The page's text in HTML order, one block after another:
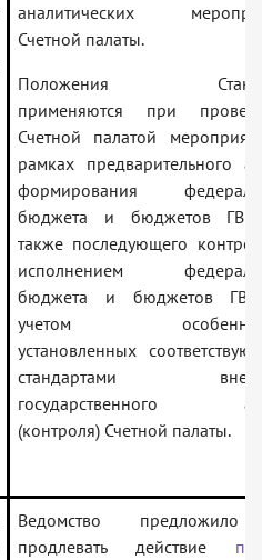
аналитических
Счетной палаты.
Положения
применяются при
Счетной палатой
рамках предварительного
формирования
бюджета и бюджетов
также последующего
исполнением
бюджета и бюджетов
учетом
установленных
стандартами
государственного
(контроля) Счетной палаты.
Ведомство
продлевать действие